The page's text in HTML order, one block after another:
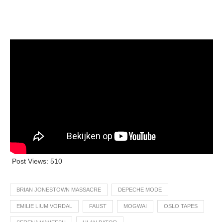
Post Views: 510
BRIAN JONESTOWN MASSACRE DEPECHE MODE
EMILIE LIUM VORDAL FAUST MOGWAI OSLO TAPES